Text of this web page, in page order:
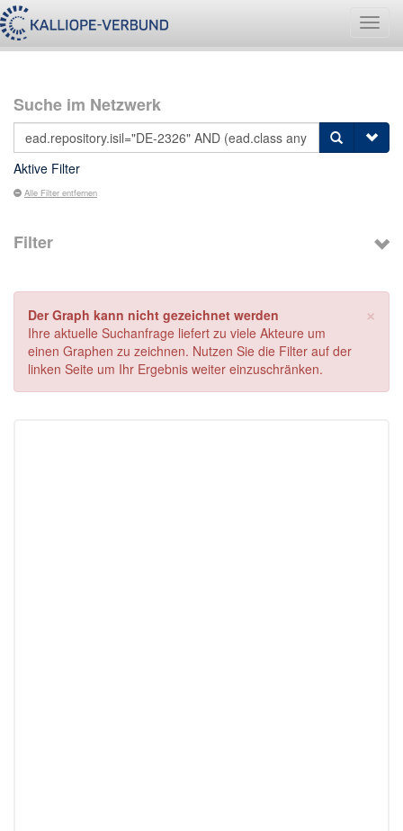
Suche im Netzwerk
Aktive Filter
Alle Filter entfernen
Filter
×
Der Graph kann nicht gezeichnet werden
Ihre aktuelle Suchanfrage liefert zu viele Akteure um
einen Graphen zu zeichnen. Nutzen Sie die Filter auf der
linken Seite um Ihr Ergebnis weiter einzuschränken.